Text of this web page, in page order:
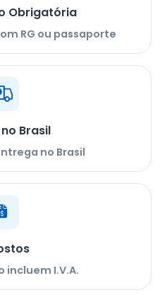
Obrigatória
RG ou passaporte
Brasil
no Brasil
incluem I.V.A.